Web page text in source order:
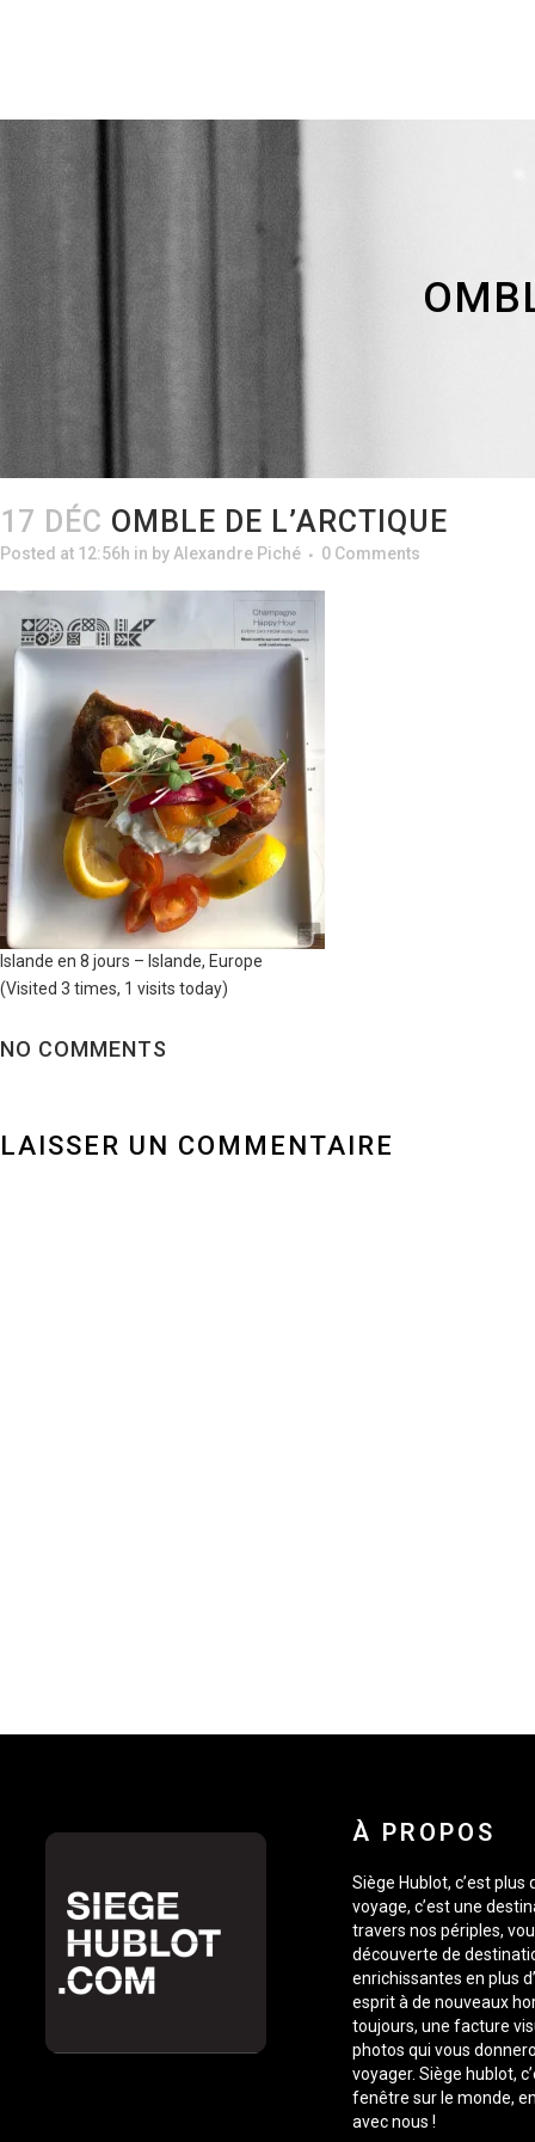
17 DÉC OMBLE DE L’ARCTIQUE
Posted at 12:56h in by Alexandre Piché 0 Comments
Islande en 8 jours – Islande, Europe
(Visited 3 times, 1 visits today)
NO COMMENTS
LAISSER UN COMMENTAIRE
À PROPOS
Siège Hublot, c’est plus
voyage, c’est une
travers nos périples,
découverte de
enrichissantes en plus
esprit à de nouveaux
toujours, une facture
photos qui vous
voyager. Siège hublot,
fenêtre sur le monde,
avec nous !